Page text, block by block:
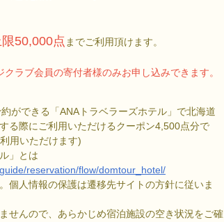
50,000点 までご利用頂けます。
ラブ会員の寄付者様のみお申し込みできます。
ができる「ANAトラベラーズホテル」で北海道
る際にご利用いただけるクーポン4,500点分で
用いただけます)
」とは
reservation/flow/domtour_hotel/
個人情報の保護は遷移先サイトの方針に従いま
せんので、あらかじめ宿泊施設の空き状況をご確